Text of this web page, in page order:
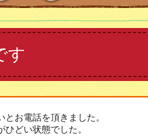
す
お電話を頂きました。
どい状態でした。